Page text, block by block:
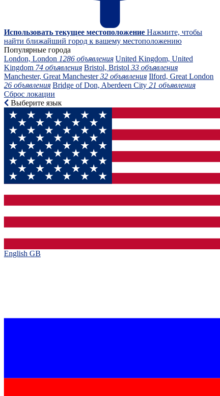
Использовать текущее местоположение Нажмите, чтобы
найти ближайший город к вашему местоположению
Популярные города
London, London 1286 объявления United Kingdom, United
Kingdom 74 объявления Bristol, Bristol 33 объявления
Manchester, Great Manchester32 объявления Ilford, Great London
26 объявления Bridge of Don, Aberdeen City 21 объявления
Сброс локации
Выберите язык
English GB‎